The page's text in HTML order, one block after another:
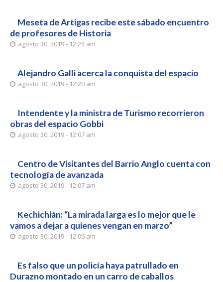
Meseta de Artigas recibe este sábado encuentro
de profesores de Historia
agosto 30, 2019 - 12:24 am
Alejandro Galli acerca la conquista del espacio
agosto 30, 2019 - 12:20 am
Intendente y la ministra de Turismo recorrieron
obras del espacio Gobbi
agosto 30, 2019 - 12:07 am
Centro de Visitantes del Barrio Anglo cuenta con
tecnología de avanzada
agosto 30, 2019 - 12:07 am
Kechichián: “La mirada larga es lo mejor que le
vamos a dejar a quienes vengan en marzo”
agosto 30, 2019 - 12:06 am
Es falso que un policía haya patrullado en
Durazno montado en un carro de caballos